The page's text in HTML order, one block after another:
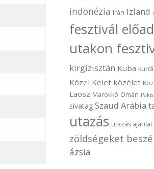
indonézia Irán Izland
fesztivál
utakon
kirgizisztán Kuba
Közel Kelet közélet
Laosz Marokkó Omán
sivatag Szaud Arábia
utazás utazás ajánlat
zöldségeket
ázsia